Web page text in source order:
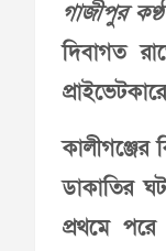
গাজীপুর
দিবাগত
ডাকাতির
প্রথমে